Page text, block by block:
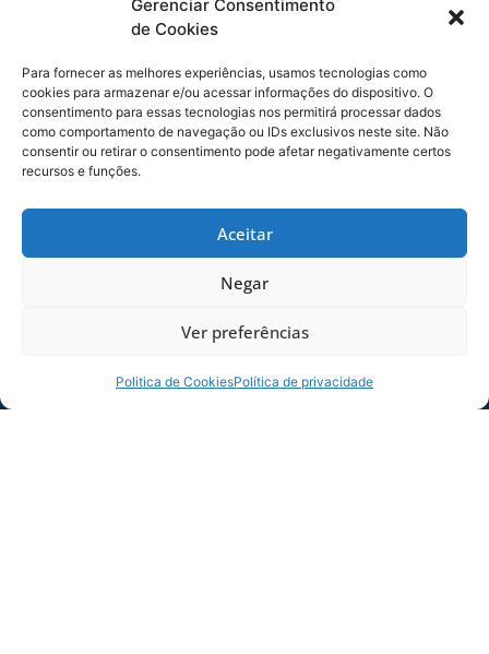
Gerenciar Consentimento
de Cookies
Para fornecer as melhores experiências, usamos tecnologias como
cookies para armazenar e/ou acessar informações do dispositivo. O
consentimento para essas tecnologias nos permitirá processar dados
como comportamento de navegação ou IDs exclusivos neste site. Não
consentir ou retirar o consentimento pode afetar negativamente certos
recursos e funções.
Aceitar
Negar
Ver preferências
Politica de CookiesPolítica de privacidade
COMPARTILHE ESSA NOTÍCIA